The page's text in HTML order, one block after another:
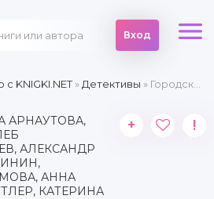
Вход
c KNIGKI.NET» Детективы » Городские легенды
АРНАУТОВА,
АЛЕКСАНДР
АННА
КАТЕРИНА
+ !